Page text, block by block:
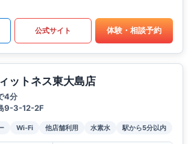
公式サイト 体験・相談予約
ットネス東大島店
4分
9-3-12-2F
Wi-Fi 他店舗利用 水素水 駅から5分以内